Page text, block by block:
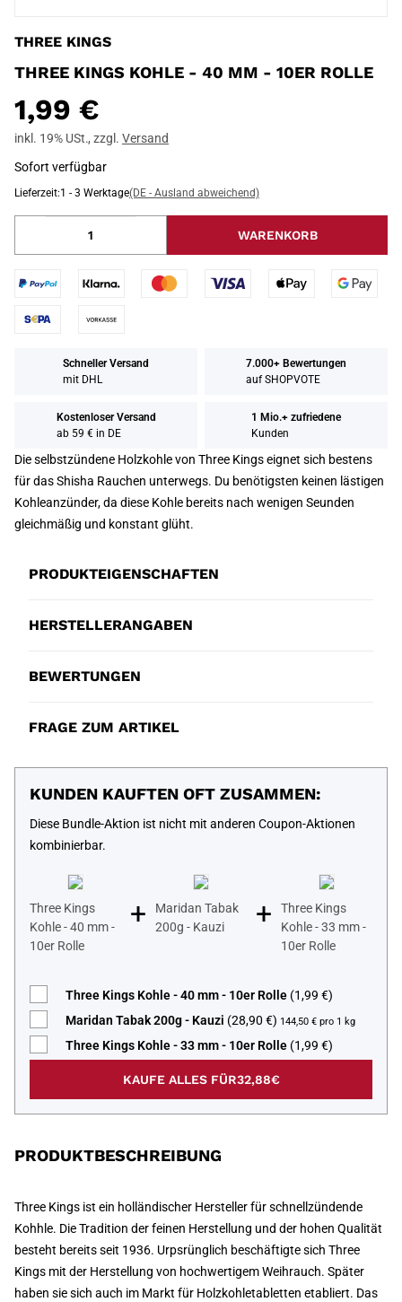
THREE KINGS
THREE KINGS KOHLE - 40 MM - 10ER ROLLE
1,99 €
inkl. 19% USt., zzgl. Versand
Sofort verfügbar
Lieferzeit:1 - 3 Werktage(DE - Ausland abweichend)
WARENKORB
Schneller Versand
mit DHL
7.000+ Bewertungen
auf SHOPVOTE
Kostenloser Versand
ab 59 € in DE
1 Mio.+ zufriedene
Kunden
Die selbstzündene Holzkohle von Three Kings eignet sich bestens
für das Shisha Rauchen unterwegs. Du benötigsten keinen lästigen
Kohleanzünder, da diese Kohle bereits nach wenigen Seunden
gleichmäßig und konstant glüht.
PRODUKTEIGENSCHAFTEN
HERSTELLERANGABEN
BEWERTUNGEN
FRAGE ZUM ARTIKEL
KUNDEN KAUFTEN OFT ZUSAMMEN:
Diese Bundle-Aktion ist nicht mit anderen Coupon-Aktionen
kombinierbar.
Three Kings
Kohle - 40 mm -
10er Rolle
+
Maridan Tabak
200g - Kauzi
+
Three Kings
Kohle - 33 mm -
10er Rolle
Three Kings Kohle - 40 mm - 10er Rolle(1,99 €)
Maridan Tabak 200g - Kauzi (28,90 €) 144,50 € pro 1 kg
Three Kings Kohle - 33 mm - 10er Rolle(1,99 €)
KAUFE ALLES FÜR32,88€
PRODUKTBESCHREIBUNG
Three Kings ist ein holländischer Hersteller für schnellzündende
Kohhle. Die Tradition der feinen Herstellung und der hohen Qualität
besteht bereits seit 1936. Urpsrünglich beschäftigte sich Three
Kings mit der Herstellung von hochwertigem Weihrauch. Später
haben sie sich auch im Markt für Holzkohletabletten etabliert. Das